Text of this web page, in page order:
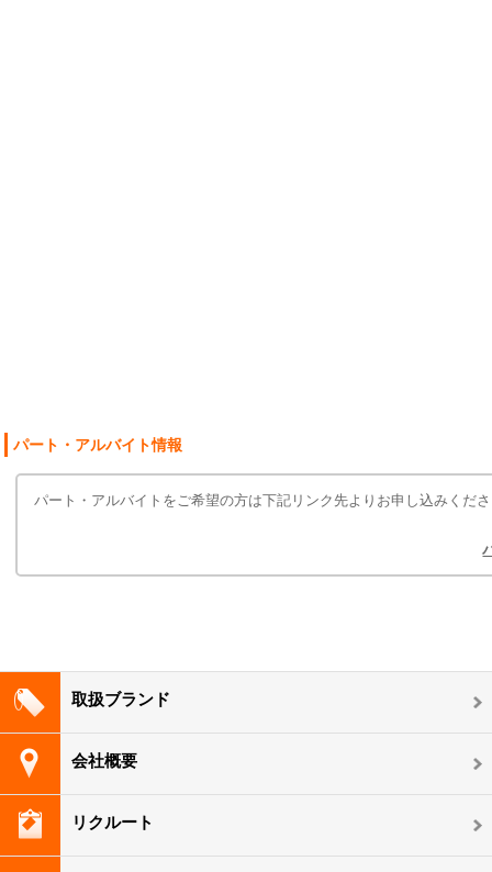
取扱ブランド
会社概要
リクルート
パート・アルバイト情報
パート・アルバイトをご希望の方は下記リンク先よりお申し込みくだ